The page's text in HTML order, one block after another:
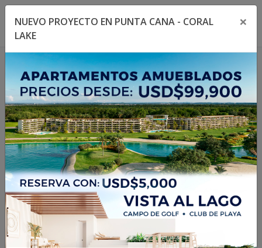
Toggle navigation menu
1/8
NUEVO PROYECTO EN PUNTA CANA - CORAL
LAKE
×